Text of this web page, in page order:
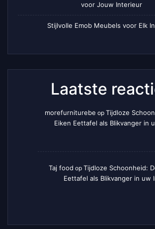
voor Jouw Interieur
Stijlvolle Emob Meubels voor Elk
Laatste
morefurniturebe op Tijdloze
Eiken Eettafel als Blikvanger in
Taj food op Tijdloze Schoonheid:
Eettafel als Blikvanger in uw